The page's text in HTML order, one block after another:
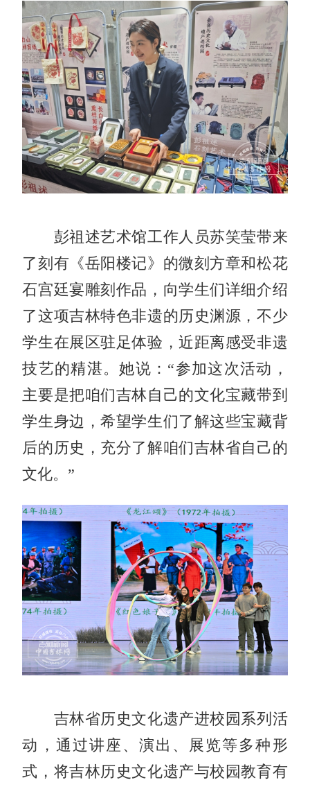
彭祖述艺术馆工作人员苏笑莹带来
了刻有《岳阳楼记》的微刻方章和松花
石宫廷宴雕刻作品，向学生们详细介绍
了这项吉林特色非遗的历史渊源，不少
学生在展区驻足体验，近距离感受非遗
技艺的精湛。她说：“参加这次活动，
主要是把咱们吉林自己的文化宝藏带到
学生身边，希望学生们了解这些宝藏背
后的历史，充分了解咱们吉林省自己的
文化。”
吉林省历史文化遗产进校园系列活
动，通过讲座、演出、展览等多种形
式，将吉林历史文化遗产与校园教育有